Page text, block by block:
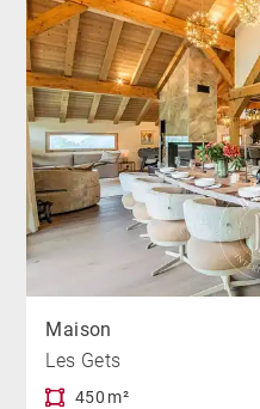
Maison
Les Gets
450 m²